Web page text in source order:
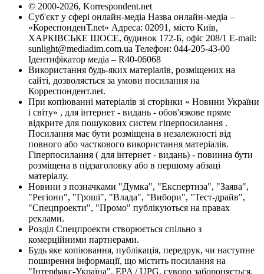
© 2000-2026, Korrespondent.net
Суб'єкт у сфері онлайн-медіа Назва онлайн-медіа –
«КореспонденТ.net» Адреса: 02091, місто Київ,
ХАРКІВСЬКЕ ШОСЕ, будинок 172-Б, офіс 208/1 E-mail:
sunlight@mediadim.com.ua Телефон: 044-205-43-00
Ідентифікатор медіа – R40-06068
Використання будь-яких матеріалів, розміщених на
сайті, дозволяється за умови посилання на
Корреспондент.net.
При копіюванні матеріалів зі сторінки « Новини України
і світу» , для інтернет - видань - обов'язкове пряме
відкрите для пошукових систем гіперпосилання .
Посилання має бути розміщена в незалежності від
повного або часткового використання матеріалів.
Гіперпосилання ( для інтернет - видань) - повинна бути
розміщена в підзаголовку або в першому абзаці
матеріалу.
Новини з позначками "Думка", "Експертиза", "Заява",
"Регіони", "Гроші", "Влада", "Вибори", "Тест-драйв",
"Спецпроекти", "Промо" публікуються на правах
реклами.
Розділ Спецпроекти створюється спільно з
комерційними партнерами.
Будь яке копіювання, публікація, передрук, чи наступне
поширення інформації, що містить посилання на
"Інтерфакс-Україна", EPA / UPG, суворо забороняється.